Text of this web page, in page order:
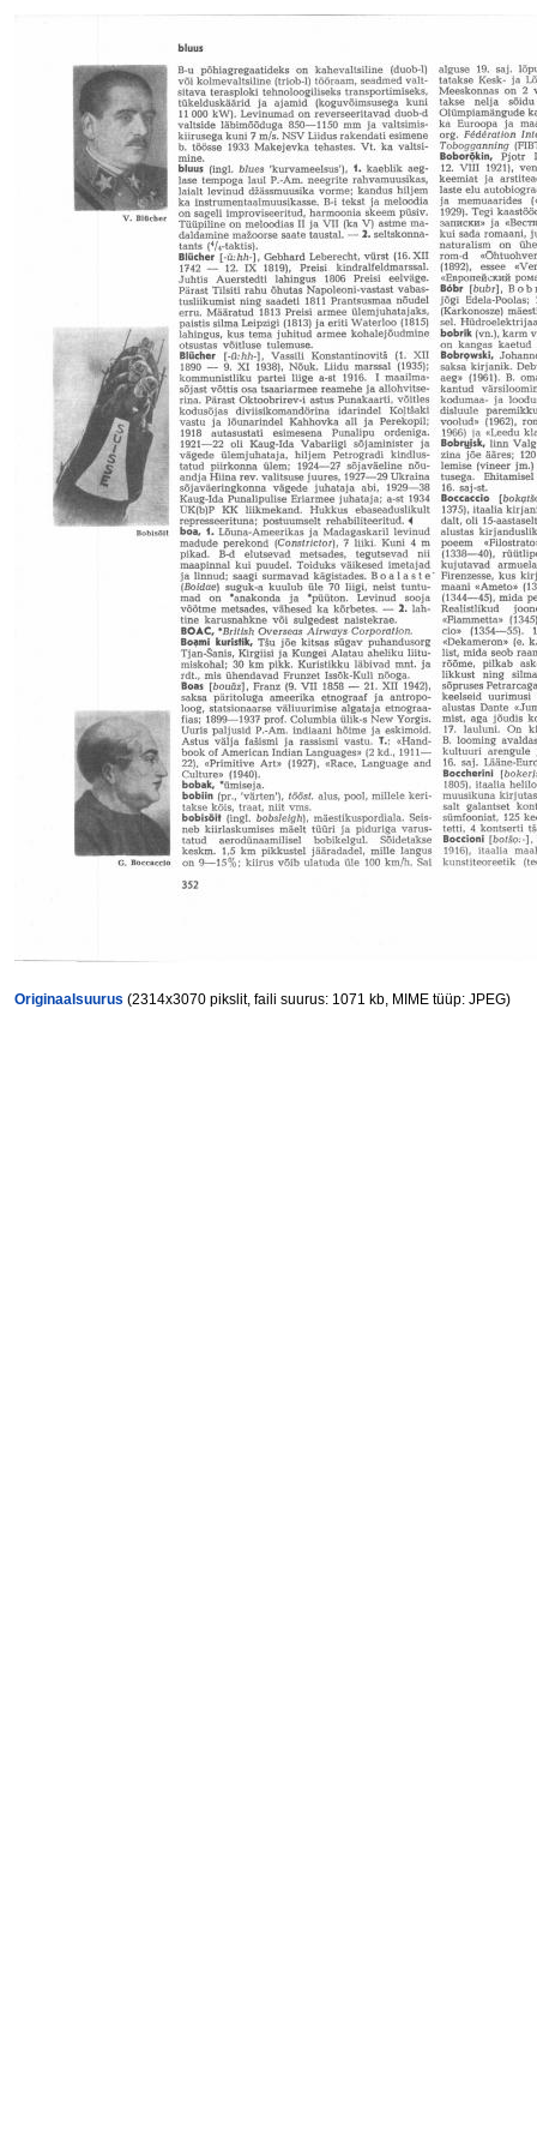
Originaalsuurus (2314x3070 pikslit, faili suurus: 1071 kb, MIME tüüp: JPEG)